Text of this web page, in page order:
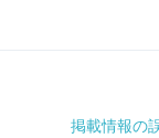
掲載情報の